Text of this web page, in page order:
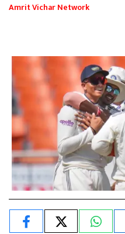
Amrit Vichar Network